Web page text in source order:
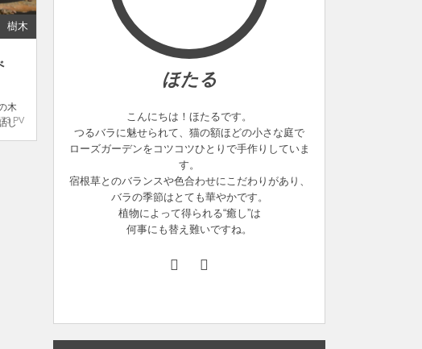
樹木
木
し
マ
PV
ほたる
こんにちは！ほたるです。
つるバラに魅せられて、猫の額ほどの小さな庭で
ローズガーデンをコツコツひとりで手作りしていま
す。
宿根草とのバランスや色合わせにこだわりがあり、
バラの季節はとても華やかです。
植物によって得られる“癒し”は
何事にも替え難いですね。